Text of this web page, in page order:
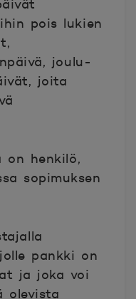
pois lukien
joulu-
joita
on henkilö,
sopimuksen
pankki on
ja joka voi
olevista